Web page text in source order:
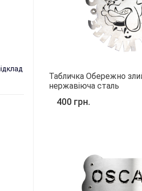
Табличка Обережно
нержавіюча сталь
400 грн.